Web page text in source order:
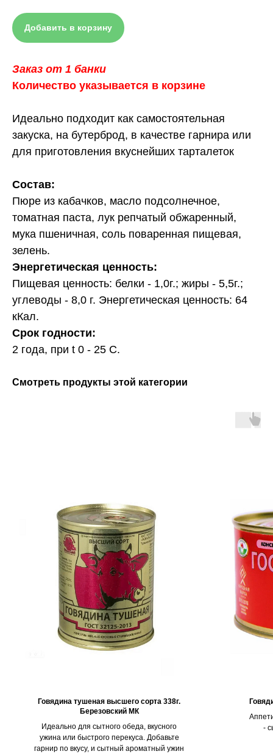
Добавить в корзину
Заказ от 1 банки
Количество указывается в корзине
Идеально подходит как самостоятельная
закуска, на бутерброд, в качестве гарнира или
для приготовления вкуснейших тарталеток
Состав:
Пюре из кабачков, масло подсолнечное,
томатная паста, лук репчатый обжаренный,
мука пшеничная, соль поваренная пищевая,
зелень.
Энергетическая ценность:
Пищевая ценность: белки - 1,0г.; жиры - 5,5г.;
углеводы - 8,0 г. Энергетическая ценность: 64
кКал.
Срок годности:
2 года, при t 0 - 25 С.
Смотреть продукты этой категории
Говядина тушеная высшего сорта 338г.
Березовский МК
Идеально для сытного обеда, вкусного
ужина или быстрого перекуса. Добавьте
гарнир по вкусу, и сытный ароматный ужин
-